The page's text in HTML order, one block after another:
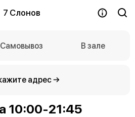
7 Слонов
Самовывоз В зале
адрес →
10:00-21:45